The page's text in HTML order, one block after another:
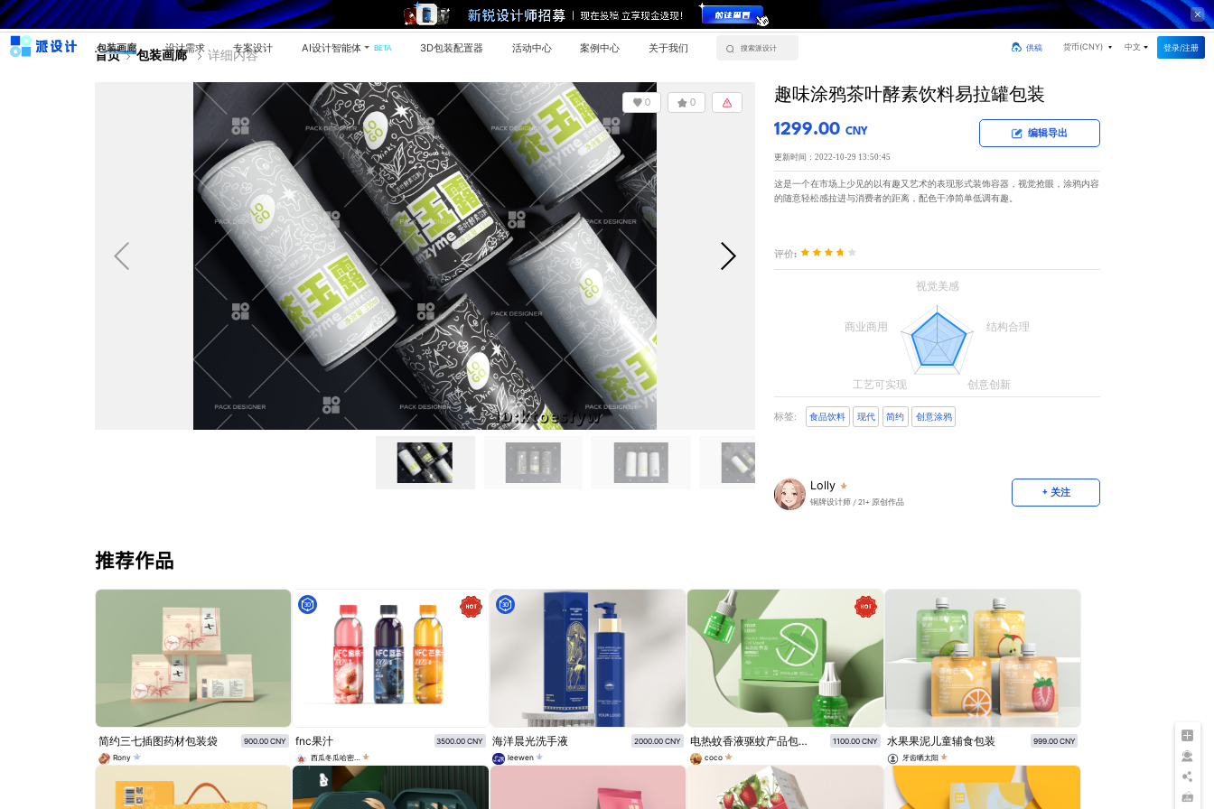
包装画廊 设计需求 专案设计 AI设计智能体 BETA 3D包装配置器 活动中心 案例中心 关于我们 供稿 货币(CNY) 中文 登录/注册
首页 包装画廊 详细内容
0
0 趣味涂鸦茶叶酵素饮料易拉罐包装
1299.00 CNY 编辑导出
更新时间：2022-10-29 13:50:45
这是一个在市场上少见的以有趣又艺术的表现形式装饰容器，视觉抢眼，涂鸦内容
的随意轻松感拉进与消费者的距离，配色干净简单低调有趣。
评价:
标签: 食品饮料 现代 简约 创意涂鸦
Lolly
铜牌设计师 / 21+ 原创作品
+ 关注
推荐作品
简约三七插图药材包装袋
900.00 CNY
Rony
fnc果汁
3500.00 CNY
西瓜冬瓜哈密瓜
海洋晨光洗手液
2000.00 CNY
leewen
电热蚊香液驱蚊产品包装设计
1100.00 CNY
coco
水果果泥儿童辅食包装
999.00 CNY
牙齿晒太阳